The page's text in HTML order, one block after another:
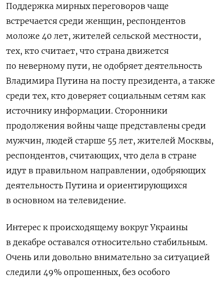
Поддержка мирных переговоров чаще
встречается среди женщин, респондентов
моложе 40 лет, жителей сельской местности,
тех, кто считает, что страна движется
по неверному пути, не одобряет деятельность
Владимира Путина на посту президента, а также
среди тех, кто доверяет социальным сетям как
источнику информации. Сторонники
продолжения войны чаще представлены среди
мужчин, людей старше 55 лет, жителей Москвы,
респондентов, считающих, что дела в стране
идут в правильном направлении, одобряющих
деятельность Путина и ориентирующихся
в основном на телевидение.
Интерес к происходящему вокруг Украины
в декабре оставался относительно стабильным.
Очень или довольно внимательно за ситуацией
следили 49% опрошенных, без особого